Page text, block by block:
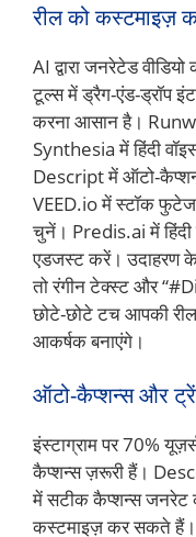
रील को कस्टमाइज़
AI द्वारा जनरेटेड
टूल्स में ड्रैग-एंड-ड्रॉप
करना आसान है।
Synthesia में हिंदी
Descript में ऑटो-
VEED.io में स्टॉक फुटेज
चुनें। Predis.ai में
एडजस्ट करें। उदाहरण के
तो रंगीन टेक्स्ट और
छोटे-छोटे टच आपकी
आकर्षक बनाएंगे।
ऑटो-कैप्शन्स और
इंस्टाग्राम पर 70%
कैप्शन्स ज़रूरी हैं।
में सटीक कैप्शन्स जनरेट
कस्टमाइज़ कर सकते